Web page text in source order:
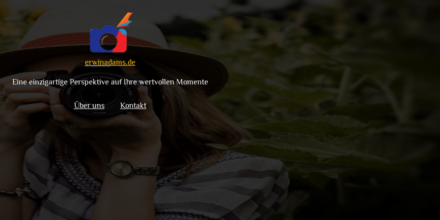
erwinadams.de
Eine einzigartige Perspektive auf Ihre wertvollen Momente
Über uns Kontakt